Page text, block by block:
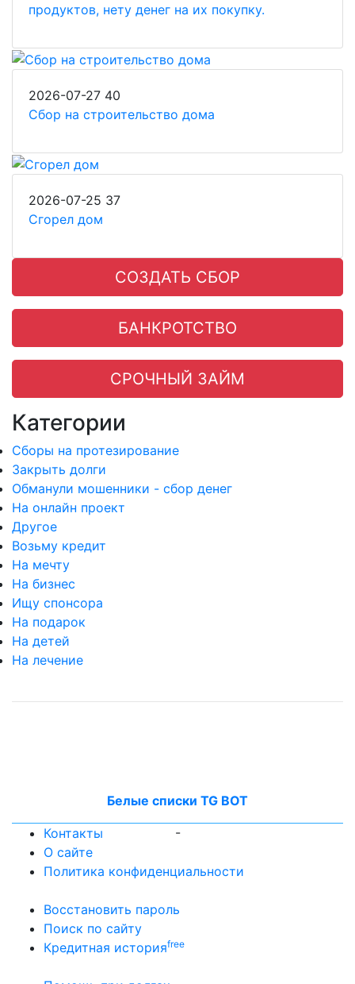
продуктов, нету денег на их покупку.
2026-07-27 40
Сбор на строительство дома
2026-07-25 37
Сгорел дом
СОЗДАТЬ СБОР
БАНКРОТСТВО
СРОЧНЫЙ ЗАЙМ
Категории
Сборы на протезирование
Закрыть долги
Обманули мошенники - сбор денег
На онлайн проект
Другое
Возьму кредит
На мечту
На бизнес
Ищу спонсора
На подарок
На детей
На лечение
Белые списки TG BOT
-
Контакты
О сайте
Политика конфиденциальности
Восстановить пароль
Поиск по сайту
Кредитная историяfree